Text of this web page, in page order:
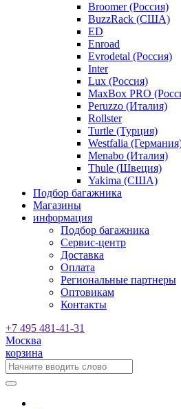
Broomer (Россия)
BuzzRack (США)
ED
Enroad
Evrodetal (Россия)
Inter
Lux (Россия)
MaxBox PRO
Peruzzo (Италия)
Rollster
Turtle (Турция)
Westfalia
Menabo (Италия)
Thule (Швеция)
Yakima (США)
Подбор багажника
Магазины
информация
Подбор багажника
Сервис-центр
Доставка
Оплата
Региональные партнеры
Оптовикам
Контакты
+7 495 481-41-31
Москва
корзина